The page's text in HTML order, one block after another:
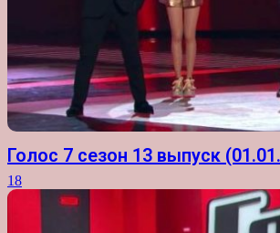
Голос 7 сезон 13 выпуск
18